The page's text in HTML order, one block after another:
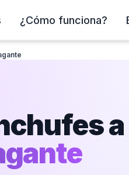
¿Cómo funciona?
a